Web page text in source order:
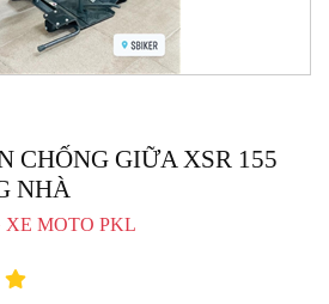
CHỐNG GIỮA XSR 155
NHÀ
MOTO PKL